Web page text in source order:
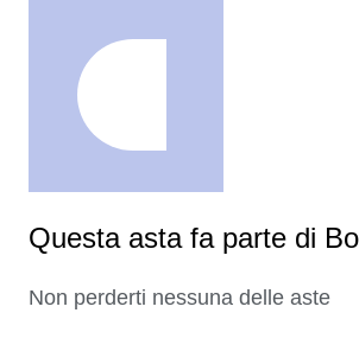
Questa asta fa parte di
Non perderti nessuna delle aste